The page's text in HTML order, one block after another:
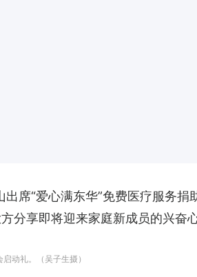
席“爱心满东华”免费医疗服务
分享即将迎来家庭新成员的兴奋
动礼。（吴子生摄）